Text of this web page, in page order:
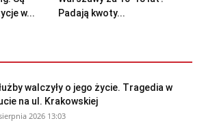
w...
Padają kwoty...
walczyły o jego życie. Tragedia w
na ul. Krakowskiej
2026 13:03